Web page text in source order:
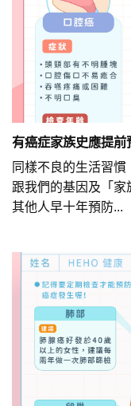
有癌症家族史應提
同樣不良的生活習
跟我們的基因及「
其他人早十年預防...